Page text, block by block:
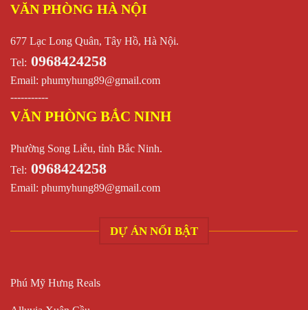
VĂN PHÒNG HÀ NỘI
677 Lạc Long Quân, Tây Hồ, Hà Nội.
Tel: 0968424258
Email: phumyhung89@gmail.com
-----------
VĂN PHÒNG BẮC NINH
Phường Song Liễu, tỉnh Bắc Ninh.
Tel: 0968424258
Email: phumyhung89@gmail.com
DỰ ÁN NỔI BẬT
Phú Mỹ Hưng Reals